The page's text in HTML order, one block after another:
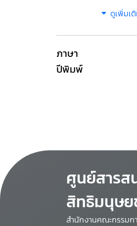
ดูเพิ่มเ
ภาษา
ปีพิมพ์
ศูนย์สารส
สิทธิมนุษ
สำนักงานคณะกรรม